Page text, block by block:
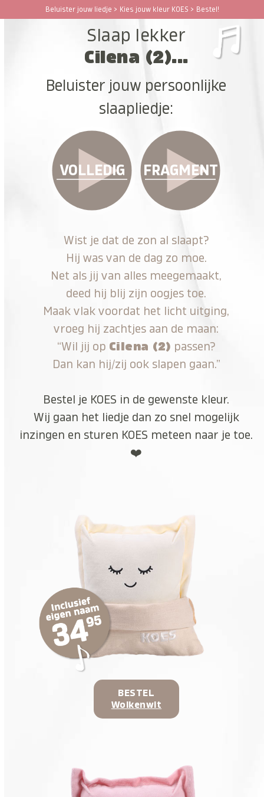
Beluister jouw liedje > Kies jouw kleur KOES > Bestel!
Open
Close
Slaap lekker
Cilena (2)...
Beluister jouw persoonlijke
slaapliedje:
VOLLEDIG FRAGMENT
Wist je dat de zon al slaapt?
Hij was van de dag zo moe.
Net als jij van alles meegemaakt,
deed hij blij zijn oogjes toe.
Maak vlak voordat het licht uitging,
vroeg hij zachtjes aan de maan:
“Wil jij op Cilena (2) passen?
Dan kan hij/zij ook slapen gaan.”
Bestel je KOES in de gewenste kleur.
Wij gaan het liedje dan zo snel mogelijk
inzingen en sturen KOES meteen naar je toe.
❤️
BESTEL
Wolkenwit